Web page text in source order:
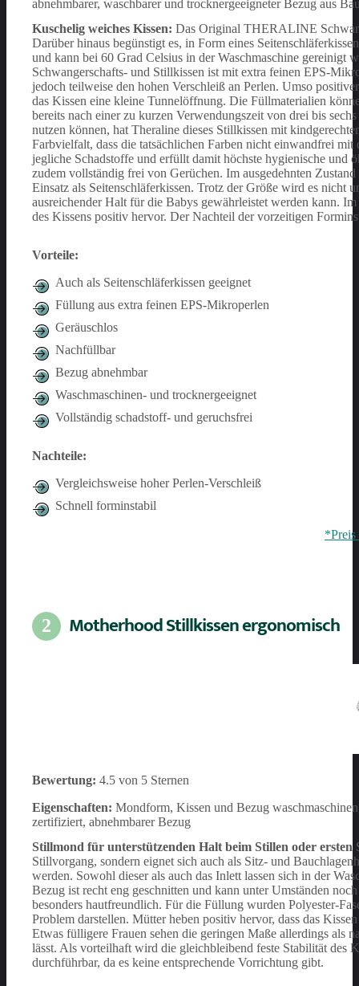
abnehmbarer, waschbarer und trocknergeeigneter Bezug aus
Kuschelig weiches Kissen: Das Original THERALINE
Darüber hinaus begünstigt es, in Form eines
und kann bei 60 Grad Celsius in der Waschmaschine gereinigt
Schwangerschafts- und Stillkissen ist mit extra feinen EPS-
jedoch teilweise den hohen Verschleiß an Perlen. Umso
das Kissen eine kleine Tunnelöffnung. Die Füllmaterialien
bereits nach einer zu kurzen Verwendungszeit von drei bis
nutzen können, hat Theraline dieses Stillkissen mit
Farbvielfalt, dass die tatsächlichen Farben nicht einwandfrei
jegliche Schadstoffe und erfüllt damit höchste hygienische und
zudem vollständig frei von Gerüchen. Im ausgedehnten
Einsatz als Seitenschläferkissen. Trotz der Größe wird es
ausreichender Halt für die Babys gewährleistet werden kann. Im
des Kissens positiv hervor. Der Nachteil der vorzeitigen
Vorteile:
Auch als Seitenschläferkissen geeignet
Füllung aus extra feinen EPS-Mikroperlen
Geräuschlos
Nachfüllbar
Bezug abnehmbar
Waschmaschinen- und trocknergeeignet
Vollständig schadstoff- und geruchsfrei
Nachteile:
Vergleichsweise hoher Perlen-Verschleiß
Schnell forminstabil
*Preis
2 Motherhood Stillkissen ergonomisch
Bewertung: 4.5 von 5 Sternen
Eigenschaften: Mondform, Kissen und Bezug
zertifiziert, abnehmbarer Bezug
Stillmond für unterstützenden Halt beim Stillen oder ersten
Stillvorgang, sondern eignet sich auch als Sitz- und
werden. Sowohl dieser als auch das Inlett lassen sich in der
Bezug ist recht eng geschnitten und kann unter Umständen
besonders hautfreundlich. Für die Füllung wurden Polyester-
Problem darstellen. Mütter heben positiv hervor, dass das
Etwas fülligere Frauen sehen die geringen Maße allerdings als
lässt. Als vorteilhaft wird die gleichbleibend feste Stabilität des
durchführbar, da es keine entsprechende Vorrichtung gibt.